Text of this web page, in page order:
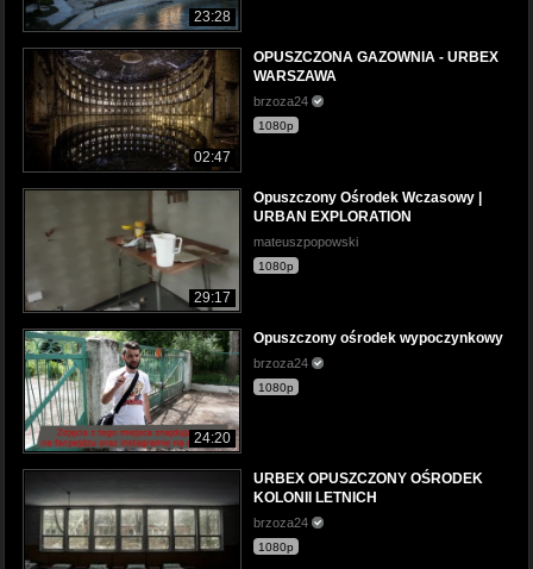
23:28
02:47
OPUSZCZONA GAZOWNIA - URBEX
WARSZAWA
brzoza24
1080p
29:17
Opuszczony Ośrodek Wczasowy |
URBAN EXPLORATION
mateuszpopowski
1080p
24:20
Opuszczony ośrodek wypoczynkowy
brzoza24
1080p
URBEX OPUSZCZONY OŚRODEK
KOLONII LETNICH
brzoza24
1080p